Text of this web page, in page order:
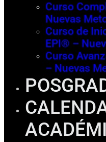
Curso
Nuevas
Curso de
EPI® –
Curso
– Nuevas